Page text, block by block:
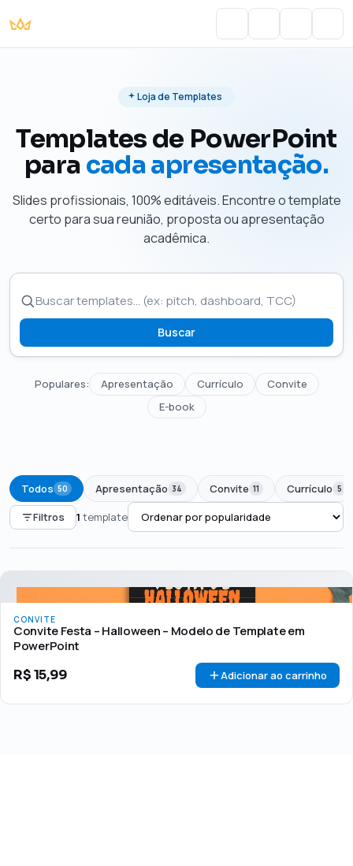
Loja de Templates
Templates de PowerPoint
para cada apresentação.
Slides profissionais, 100% editáveis. Encontre o template
certo para sua reunião, proposta ou apresentação
acadêmica.
Buscar
Populares: Apresentação Currículo
Convite
E-book
Todos 50 Apresentação 34 Convite 11 Currículo 5
Filtros 1 template
PREÇO
Todos Até R$50 R$50 – R$100 Acima de R$100
OFERTA 🏷 Em promoção
CONVITE
Convite Festa – Halloween – Modelo de Template em
PowerPoint
R$15,99 Adicionar ao carrinho